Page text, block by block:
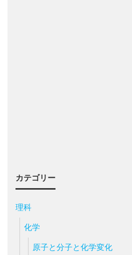
カテゴリー
理科
化学
原子と分子と化学変化